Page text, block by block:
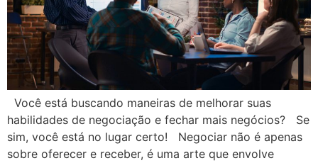
Você está buscando maneiras de melhorar suas
habilidades de negociação e fechar mais negócios? Se
sim, você está no lugar certo! Negociar não é apenas
sobre oferecer e receber, é uma arte que envolve